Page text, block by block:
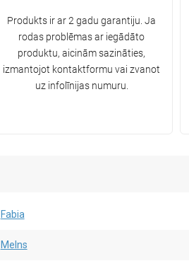
Produkts ir ar 2 gadu garantiju. Ja
rodas problēmas ar iegādāto
produktu, aicinām sazināties,
izmantojot kontaktformu vai zvanot
uz infolīnijas numuru.
Fabia
Melns